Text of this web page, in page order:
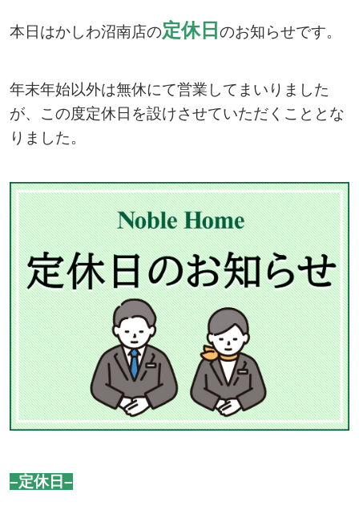
本日はかしわ沼南店の定休日 のお知らせです。
年末年始以外は無休にて営業してまいりました
が、この度定休日を設けさせていただくこととな
りました。
–定休日–